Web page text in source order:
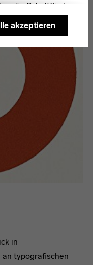
die Schaltfläche
Impressum
akzeptieren
in
typografischen